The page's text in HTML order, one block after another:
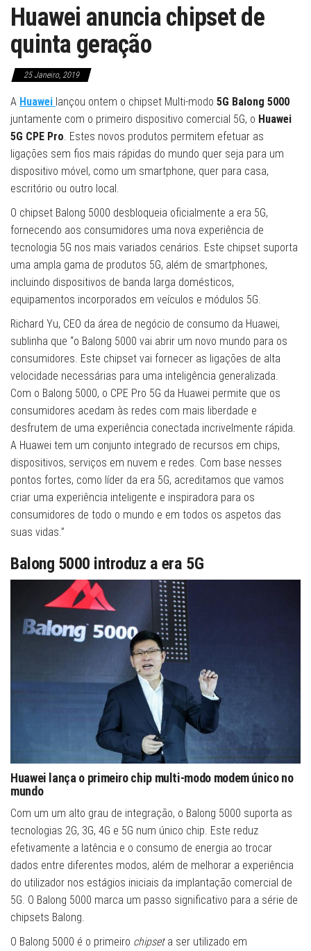
Huawei anuncia chipset de
quinta geração
25 Janeiro, 2019
A Huawei lançou ontem o chipset Multi-modo 5G Balong 5000
juntamente com o primeiro dispositivo comercial 5G, o Huawei
5G CPE Pro. Estes novos produtos permitem efetuar as
ligações sem fios mais rápidas do mundo quer seja para um
dispositivo móvel, como um smartphone, quer para casa,
escritório ou outro local.
O chipset Balong 5000 desbloqueia oficialmente a era 5G,
fornecendo aos consumidores uma nova experiência de
tecnologia 5G nos mais variados cenários. Este chipset suporta
uma ampla gama de produtos 5G, além de smartphones,
incluindo dispositivos de banda larga domésticos,
equipamentos incorporados em veículos e módulos 5G.
Richard Yu, CEO da área de negócio de consumo da Huawei,
sublinha que “o Balong 5000 vai abrir um novo mundo para os
consumidores. Este chipset vai fornecer as ligações de alta
velocidade necessárias para uma inteligência generalizada.
Com o Balong 5000, o CPE Pro 5G da Huawei permite que os
consumidores acedam às redes com mais liberdade e
desfrutem de uma experiência conectada incrivelmente rápida.
A Huawei tem um conjunto integrado de recursos em chips,
dispositivos, serviços em nuvem e redes. Com base nesses
pontos fortes, como líder da era 5G, acreditamos que vamos
criar uma experiência inteligente e inspiradora para os
consumidores de todo o mundo e em todos os aspetos das
suas vidas.”
Balong 5000 introduz a era 5G
Huawei lança o primeiro chip multi-modo modem único no
mundo
Com um um alto grau de integração, o Balong 5000 suporta as
tecnologias 2G, 3G, 4G e 5G num único chip. Este reduz
efetivamente a latência e o consumo de energia ao trocar
dados entre diferentes modos, além de melhorar a experiência
do utilizador nos estágios iniciais da implantação comercial de
5G. O Balong 5000 marca um passo significativo para a série de
chipsets Balong.
O Balong 5000 é o primeiro chipseta ser utilizado em